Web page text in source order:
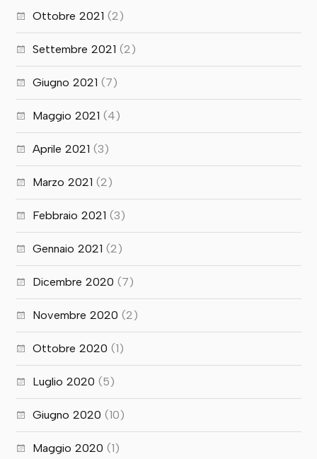
Ottobre 2021 (2)
Settembre 2021 (2)
Giugno 2021 (7)
Maggio 2021 (4)
Aprile 2021 (3)
Marzo 2021 (2)
Febbraio 2021 (3)
Gennaio 2021 (2)
Dicembre 2020 (7)
Novembre 2020 (2)
Ottobre 2020 (1)
Luglio 2020 (5)
Giugno 2020 (10)
Maggio 2020 (1)